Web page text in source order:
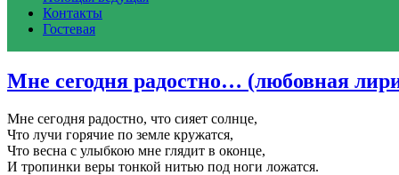
Контакты
Гостевая
Мне сегодня радостно… (любовная
Мне сегодня радостно, что сияет солнце,
Что лучи горячие по земле кружатся,
Что весна с улыбкою мне глядит в оконце,
И тропинки веры тонкой нитью под ноги ложатся.